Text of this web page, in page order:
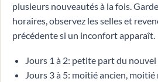
plusieurs nouveautés à la fois.
horaires, observez les selles et
précédente si un inconfort apparaît.
Jours 1 à 2: petite part du
Jours 3 à 5: moitié ancien,